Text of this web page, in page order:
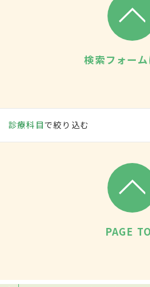
検索フォー
診療科目で絞り込む
PAGE